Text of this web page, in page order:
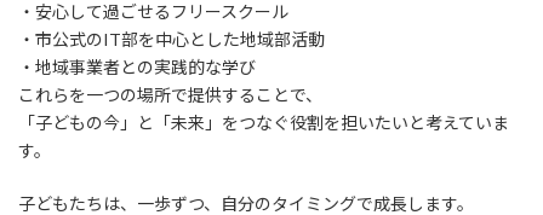
・安心して過ごせるフリースクール
・市公式のIT部を中心とした地域部活動
・地域事業者との実践的な学び
これらを一つの場所で提供することで、
「子どもの今」と「未来」をつなぐ役割を担いたいと考えていま
す。
子どもたちは、一歩ずつ、自分のタイミングで成長します。